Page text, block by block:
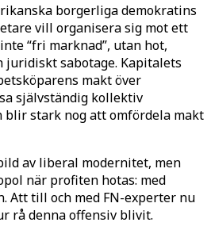
borgerliga demokratins
vill organisera sig mot ett
“fri marknad”, utan hot,
juridiskt sabotage. Kapitalets
makt över
självständig kollektiv
blir stark nog att omfördela makt
av liberal modernitet, men
när profiten hotas: med
Att till och med FN-experter nu
rå denna offensiv blivit.